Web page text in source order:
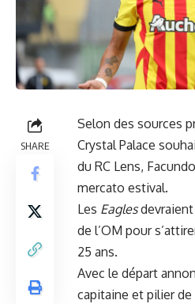
SHARE
Selon des sources
Crystal Palace
du RC Lens,
mercato estival.
Les Eaglesdevraient
de l’OM pour
25 ans.
Avec le départ
capitaine et pilier